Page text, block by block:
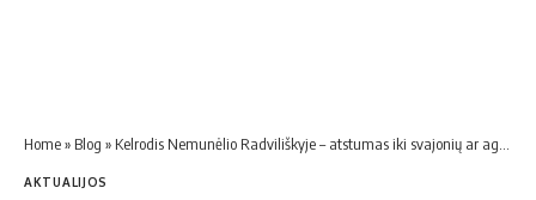
Home» Blog » Kelrodis Nemunėlio Radviliškyje – atstumas iki svajonių ar agresoriaus miestų, o gal nesusipratimas?
AKTUALIJOS